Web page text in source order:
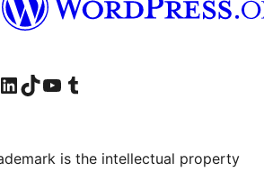
ziyaret edin
LinkedIn hesabımızı ziyaret edinTikTok hesabımızı ziyaret edinYouTube kanalımızı ziyaret edinTumblr hesabımızı ziyaret edin
is the intellectual property